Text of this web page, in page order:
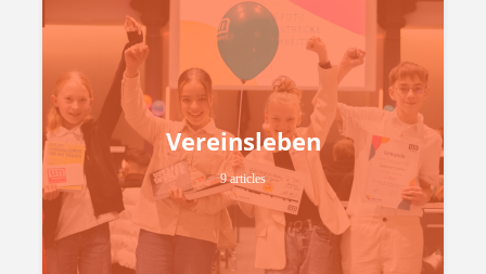
Vereinsleben
9 articles